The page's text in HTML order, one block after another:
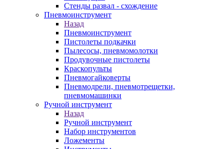
Стенды развал - схождение
Пневмоинструмент
Назад
Пневмоинструмент
Пистолеты подкачки
Пылесосы, пневмомолотки
Продувочные пистолеты
Краскопульты
Пневмогайковерты
Пневмодрели, пневмотрещетки,
пневмомашинки
Ручной инструмент
Назад
Ручной инструмент
Набор инструментов
Ложементы